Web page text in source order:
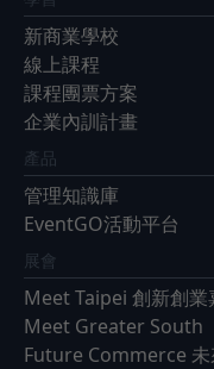
新商業學校
線上課程
課程團票方案
企業內訓計畫
產品
管理知識庫
EventGO活動平台
展會
Meet Taipei 創新創業
Meet Greater South
Future Commerce 未